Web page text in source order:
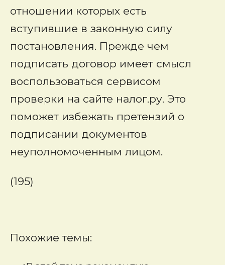
отношении которых есть
вступившие в законную силу
постановления. Прежде чем
подписать договор имеет смысл
воспользоваться сервисом
проверки на сайте налог.ру. Это
поможет избежать претензий о
подписании документов
неуполномоченным лицом.
(195)
Похожие темы: